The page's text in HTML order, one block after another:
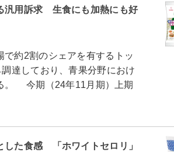
汎用訴求 生食にも加熱にも好
約2割のシェアを有するトッ
達しており、青果分野におけ
。 今期（24年11月期）上期
た食感 「ホワイトセロリ」